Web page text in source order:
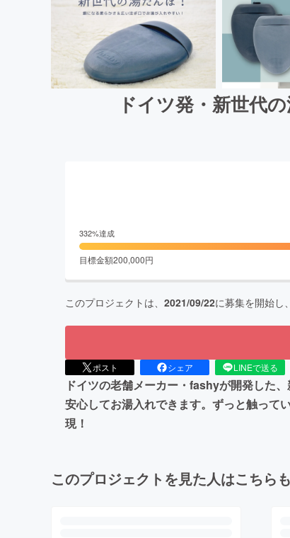
ドイツ発・新世代
332%達成
目標金額200,000円
このプロジェクトは、 2021/09/22に募集を開始し、
ポスト シェア LINEで送る
ドイツの老舗メーカー・fashyが開発した
安心してお湯入れできます。ずっと触って
現！
このプロジェクトを見た人はこちら